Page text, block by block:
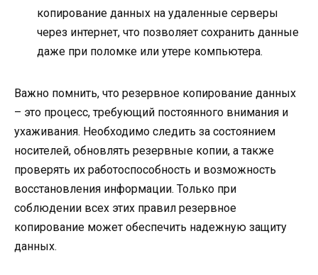
копирование данных на удаленные серверы
через интернет, что позволяет сохранить данные
даже при поломке или утере компьютера.
Важно помнить, что резервное копирование данных
– это процесс, требующий постоянного внимания и
ухаживания. Необходимо следить за состоянием
носителей, обновлять резервные копии, а также
проверять их работоспособность и возможность
восстановления информации. Только при
соблюдении всех этих правил резервное
копирование может обеспечить надежную защиту
данных.